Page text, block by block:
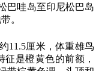
巴哇岛至印尼松巴岛
。
11.5厘米，体重雄鸟
征是橙黄色的前额，